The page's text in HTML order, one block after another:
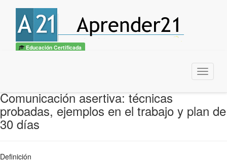
Educación Certificada
Menu
Comunicación asertiva: técnicas
probadas, ejemplos en el trabajo y plan de
30 días
Definición